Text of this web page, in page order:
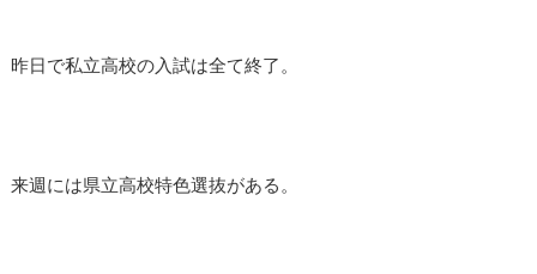
昨日で私立高校の入試は全て終了。
来週には県立高校特色選抜がある。